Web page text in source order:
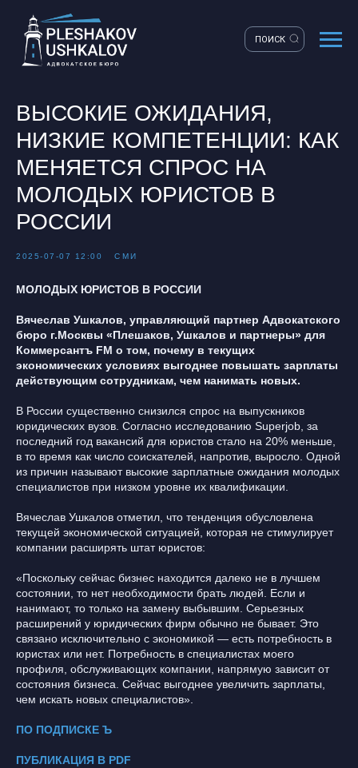
ПОИСК
ВЫСОКИЕ ОЖИДАНИЯ,
НИЗКИЕ КОМПЕТЕНЦИИ: КАК
МЕНЯЕТСЯ СПРОС НА
МОЛОДЫХ ЮРИСТОВ В
РОССИИ
2025-07-07 12:00 СМИ
МОЛОДЫХ ЮРИСТОВ В РОССИИ
Вячеслав Ушкалов, управляющий партнер Адвокатского
бюро г.Москвы «Плешаков, Ушкалов и партнеры» для
Коммерсантъ FM о том, почему в текущих
экономических условиях выгоднее повышать зарплаты
действующим сотрудникам, чем нанимать новых.
В России существенно снизился спрос на выпускников
юридических вузов. Согласно исследованию Superjob, за
последний год вакансий для юристов стало на 20% меньше,
в то время как число соискателей, напротив, выросло. Одной
из причин называют высокие зарплатные ожидания молодых
специалистов при низком уровне их квалификации.
Вячеслав Ушкалов отметил, что тенденция обусловлена
текущей экономической ситуацией, которая не стимулирует
компании расширять штат юристов:
«Поскольку сейчас бизнес находится далеко не в лучшем
состоянии, то нет необходимости брать людей. Если и
нанимают, то только на замену выбывшим. Серьезных
расширений у юридических фирм обычно не бывает. Это
связано исключительно с экономикой — есть потребность в
юристах или нет. Потребность в специалистах моего
профиля, обслуживающих компании, напрямую зависит от
состояния бизнеса. Сейчас выгоднее увеличить зарплаты,
чем искать новых специалистов».
ПО ПОДПИСКЕ Ъ
ПУБЛИКАЦИЯ В PDF